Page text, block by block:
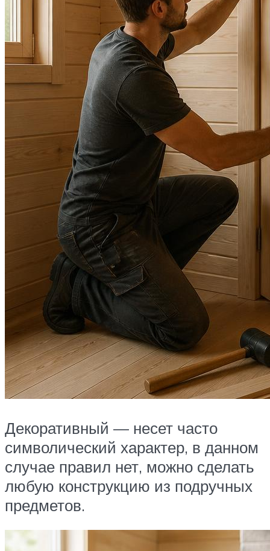
Декоративный — несет часто
символический характер, в данном
случае правил нет, можно сделать
любую конструкцию из подручных
предметов.